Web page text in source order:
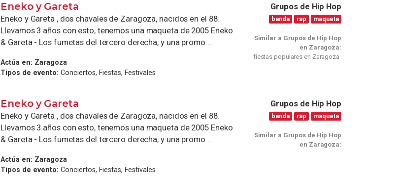
Eneko y Gareta
Eneko y Gareta , dos chavales de Zaragoza, nacidos en el 88.
Llevamos 3 años con esto, tenemos una maqueta de 2005 Eneko
& Gareta - Los fumetas del tercero derecha, y una promo ...
Actúa en: Zaragoza
Tipos de evento: Conciertos, Fiestas, Festivales
Grupos de Hip Hop
banda rap maqueta
Similar a Grupos de Hip Hop
en Zaragoza:
fiestas populares en Zaragoza
Eneko y Gareta
Eneko y Gareta , dos chavales de Zaragoza, nacidos en el 88.
Llevamos 3 años con esto, tenemos una maqueta de 2005 Eneko
& Gareta - Los fumetas del tercero derecha, y una promo ...
Actúa en: Zaragoza
Tipos de evento: Conciertos, Fiestas, Festivales
Grupos de Hip Hop
banda rap maqueta
Similar a Grupos de Hip Hop
en Zaragoza: